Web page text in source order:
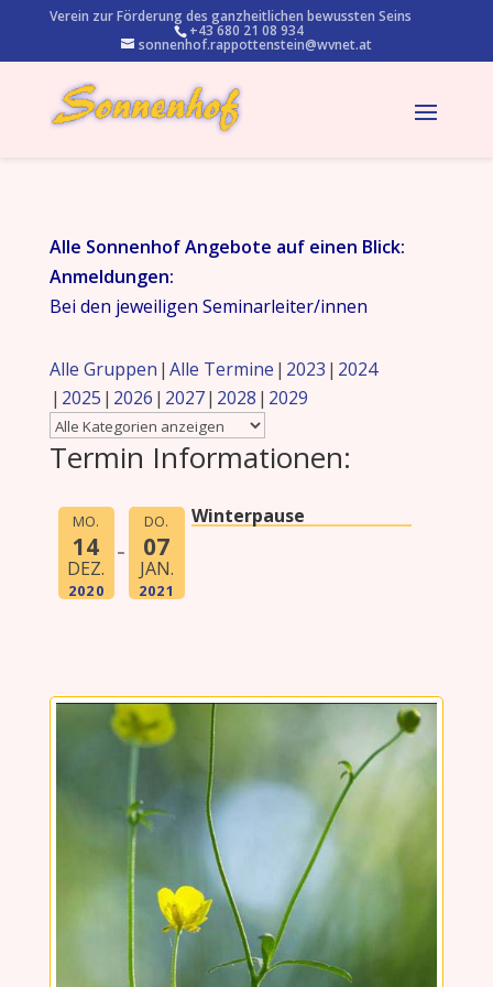
Verein zur Förderung des ganzheitlichen bewussten Seins
+43 680 21 08 934
sonnenhof.rappottenstein@wvnet.at
Alle Sonnenhof Angebote auf einen Blick:
Anmeldungen:
Bei den jeweiligen Seminarleiter/innen
Alle Gruppen Alle Termine 2023 2024
2025 2026 2027 2028 2029
Termin Informationen:
MO.
14
DEZ.
2020
DO.
07
JAN.
2021
Winterpause